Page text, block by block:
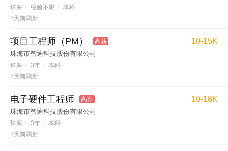
珠海 / 经验不限 / 本科
2天前刷新
项目工程师（PM） 高薪
珠海市智迪科技股份有限公司
珠海 / 3年 / 本科
2天前刷新
10-15K
电子硬件工程师 高薪
珠海市智迪科技股份有限公司
珠海 / 3年 / 本科
2天前刷新
10-18K